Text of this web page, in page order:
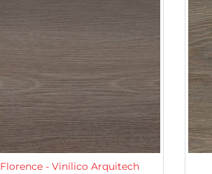
Florence - Vinílico Arquitech